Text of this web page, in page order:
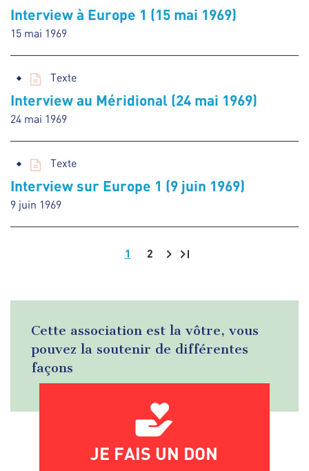
Interview à Europe 1 (15 mai 1969)
15 mai 1969
Texte
Interview au Méridional (24 mai 1969)
24 mai 1969
Texte
Interview sur Europe 1 (9 juin 1969)
9 juin 1969
1 2
Cette association est la vôtre, vous
pouvez la soutenir de différentes
façons
JE FAIS UN DON